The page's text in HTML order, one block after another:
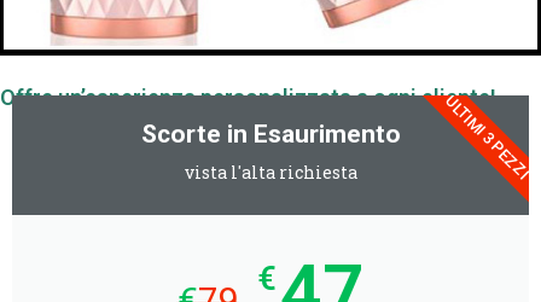
Offre un’esperienza personalizzata a ogni cliente!
Scorte in Esaurimento
vista l'alta richiesta
€
ULTIMI 3 PEZZI